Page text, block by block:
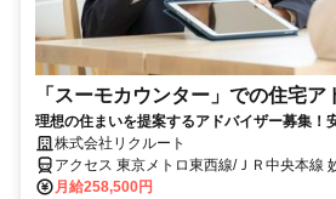
「スーモカウンター」での住宅ア
理想の住まいを提案するアドバイザー募集！
い環境。
株式会社リクルート
アクセス 東京メトロ東西線/ＪＲ中央本線
メトロ東西線/ＪＲ中央本線 行徳徒歩約22
月給258,500円